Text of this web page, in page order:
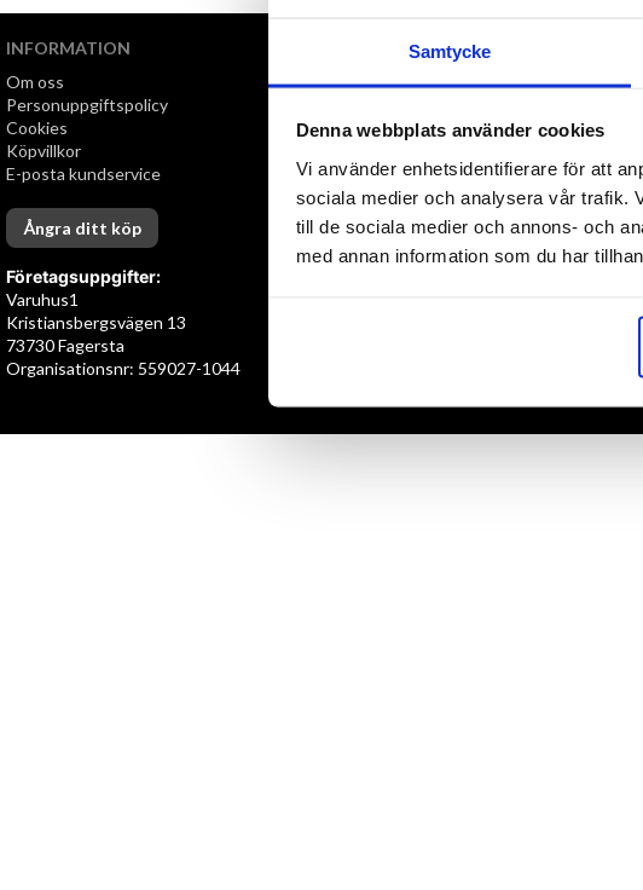
Samtycke
Denna webbplats använder cookies
Vi använder enhetsidentifierare för att
sociala medier och analysera vår trafik.
till de sociala medier och annons- och
med annan information som du har
INFORMATION
Om oss
Personuppgiftspolicy
Cookies
Köpvillkor
E-posta kundservice
Ångra ditt köp
Företagsuppgifter:
Varuhus1
Kristiansbergsvägen 13
73730 Fagersta
Organisationsnr: 559027-1044
Snabb leverans
Lager i